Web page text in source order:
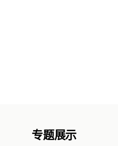
专题展示